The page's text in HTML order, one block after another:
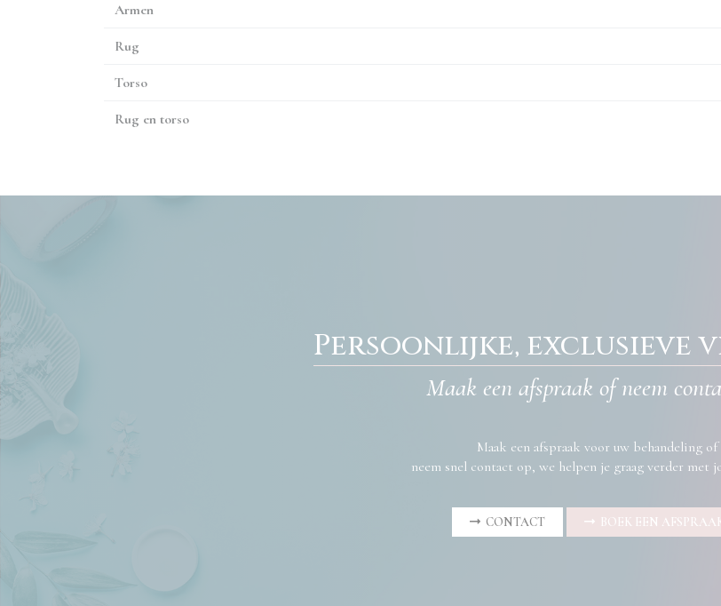
Armen
Rug
Torso
Rug en torso
Persoonlijke, exclusieve
Maak een afspraak of neem
Maak een afspraak voor uw behandeling of
neem snel contact op, we helpen je graag verder met
CONTACT BOEK EEN